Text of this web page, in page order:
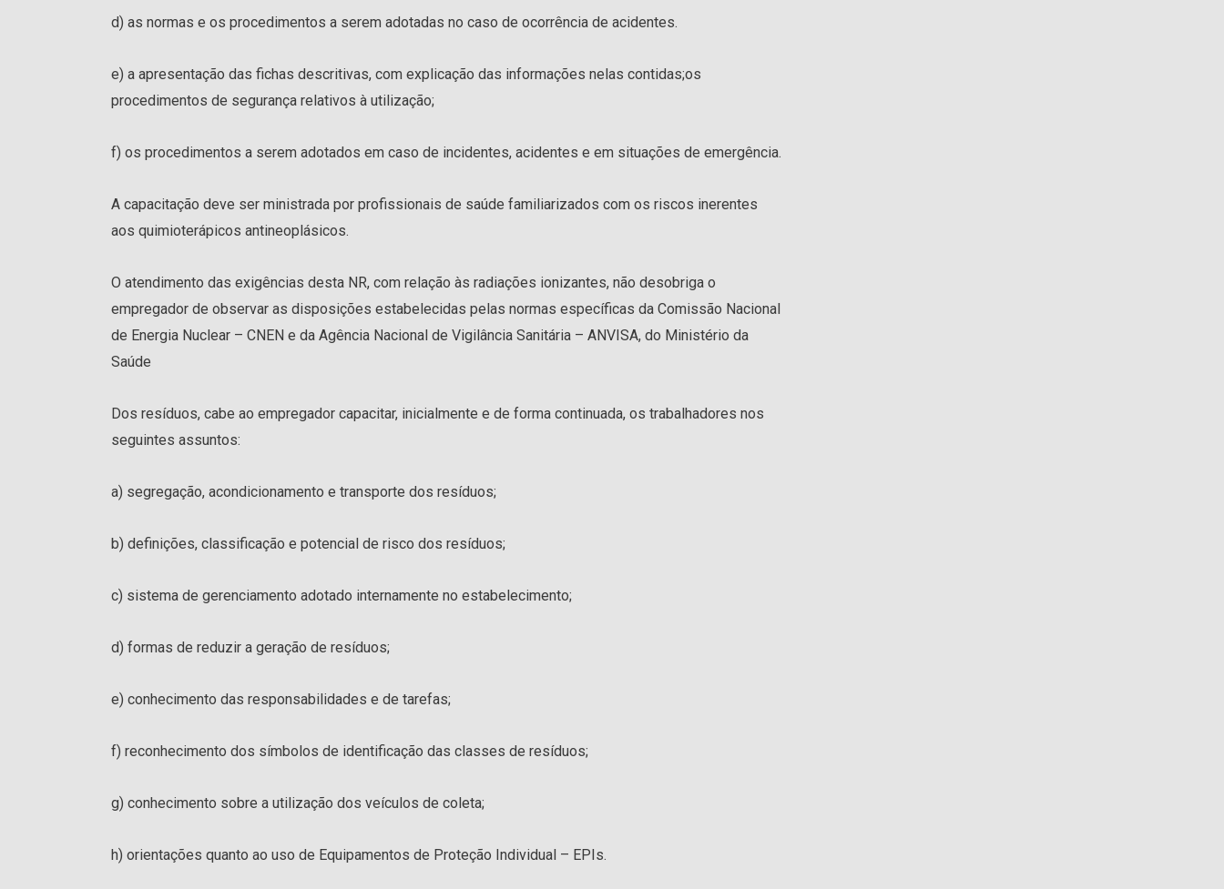
d) as normas e os procedimentos a serem adotadas no caso de ocorrência de acidentes.
e) a apresentação das fichas descritivas, com explicação das informações nelas contidas;os
procedimentos de segurança relativos à utilização;
f) os procedimentos a serem adotados em caso de incidentes, acidentes e em situações de emergência.
A capacitação deve ser ministrada por profissionais de saúde familiarizados com os riscos inerentes
aos quimioterápicos antineoplásicos.
O atendimento das exigências desta NR, com relação às radiações ionizantes, não desobriga o
empregador de observar as disposições estabelecidas pelas normas específicas da Comissão Nacional
de Energia Nuclear – CNEN e da Agência Nacional de Vigilância Sanitária – ANVISA, do Ministério da
Saúde
Dos resíduos, cabe ao empregador capacitar, inicialmente e de forma continuada, os trabalhadores nos
seguintes assuntos:
a) segregação, acondicionamento e transporte dos resíduos;
b) definições, classificação e potencial de risco dos resíduos;
c) sistema de gerenciamento adotado internamente no estabelecimento;
d) formas de reduzir a geração de resíduos;
e) conhecimento das responsabilidades e de tarefas;
f) reconhecimento dos símbolos de identificação das classes de resíduos;
g) conhecimento sobre a utilização dos veículos de coleta;
h) orientações quanto ao uso de Equipamentos de Proteção Individual – EPIs.